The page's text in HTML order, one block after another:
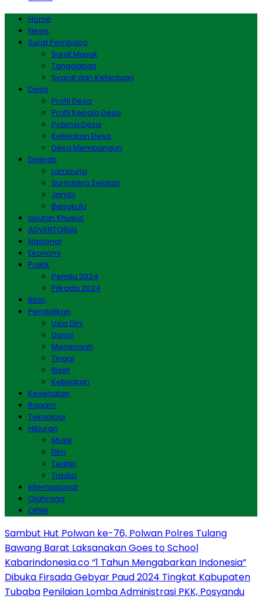
Home
News
Surat Pembaca
Surat Masuk
Tanggapan
Syarat dan Ketentuan
Desa
Profil Desa
Profil Kepala Desa
Potensi Desa
Kebijakan Desa
Desa Membangun
Daerah
Lampung
Sumatera Selatan
Jambi
Bengkulu
Liputan Khusus
ADVERTORIAL
Nasional
Ekonomi
Politik
Pemilu 2024
Pilkada 2024
Iklan
Pendidikan
Usia Dini
Dasar
Menengah
Tinggi
Riset
Kebijakan
Kesehatan
Ragam
Teknologi
Hiburan
Musik
Film
Teater
Tradisi
Internasional
Olahraga
OPINI
Sambut Hut Polwan ke-76, Polwan Polres Tulang
Bawang Barat Laksanakan Goes to School
Kabarindonesia.co “1 Tahun Mengabarkan Indonesia”
Dibuka Firsada Gebyar Paud 2024 Tingkat Kabupaten
Tubaba Penilaian Lomba Administrasi PKK, Posyandu